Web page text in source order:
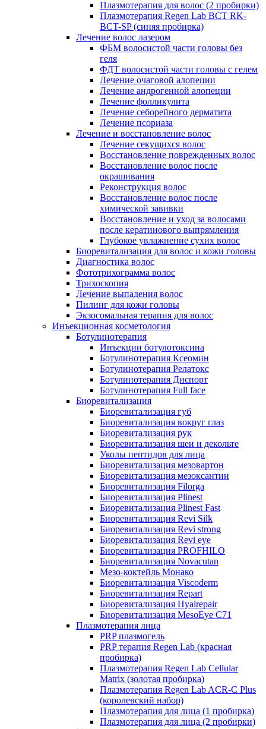
Плазмотерапия для волос (2 пробирки)
Плазмотерапия Regen Lab BCT RK-
BCT-SP (синяя пробирка)
Лечение волос лазером
ФБМ волосистой части головы без
геля
ФДТ волосистой части головы с гелем
Лечение очаговой алопеции
Лечение андрогенной алопеции
Лечение фолликулита
Лечение себорейного дерматита
Лечение псориаза
Лечение и восстановление волос
Лечение секущихся волос
Восстановление поврежденных волос
Восстановление волос после
окрашивания
Реконструкция волос
Восстановление волос после
химической завивки
Восстановление и уход за волосами
после кератинового выпрямления
Глубокое увлажнение сухих волос
Биоревитализация для волос и кожи головы
Диагностика волос
Фототрихограмма волос
Трихоскопия
Лечение выпадения волос
Пилинг для кожи головы
Экзосомальная терапия для волос
Инъекционная косметология
Ботулинотерапия
Инъекции ботулотоксина
Ботулинотерапия Ксеомин
Ботулинотерапия Релатокс
Ботулинотерапия Диспорт
Ботулинотерапия Full face
Биоревитализация
Биоревитализация губ
Биоревитализация вокруг глаз
Биоревитализация рук
Биоревитализация шеи и декольте
Уколы пептидов для лица
Биоревитализация мезовартон
Биоревитализация мезоксантин
Биоревитализация Filorga
Биоревитализация Plinest
Биоревитализация Plinest Fast
Биоревитализация Revi Silk
Биоревитализация Revi strong
Биоревитализация Revi eye
Биоревитализация PROFHILO
Биоревитализация Novacutan
Мезо-коктейль Монако
Биоревитализация Viscoderm
Биоревитализация Repart
Биоревитализация Hyalrepair
Биоревитализация MesoEye C71
Плазмотерапия лица
PRP плазмогель
PRP терапия Regen Lab (красная
пробирка)
Плазмотерапия Regen Lab Cellular
Matrix (золотая пробирка)
Плазмотерапия Regen Lab ACR-C Plus
(королевский набор)
Плазмотерапия для лица (1 пробирка)
Плазмотерапия для лица (2 пробирки)